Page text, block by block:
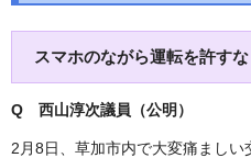
スマホのながら運転を許すな
Q 西山淳次議員（公明 ）
2月8日、草加市内で大変痛まし